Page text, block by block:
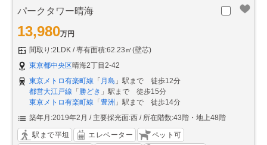
パークタワー晴海
13,980万円
間取り:2LDK
専有面積:62.23㎡(壁芯)
東京都中央区晴海2丁目2-42
東京メトロ有楽町線 「 月島 」駅まで 徒歩12分
都営大江戸線 「勝どき 」駅まで 徒歩15分
東京メトロ有楽町線 「豊洲 」駅まで 徒歩14分
築年月:2019年2月
主要採光面:西 所在階数:43階・地上48階
駅まで平坦 エレベーター
ペット可